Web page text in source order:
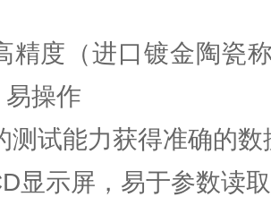
精度（进口镀金陶瓷
操作
测试能力获得准确的
显示屏，易于参数读取